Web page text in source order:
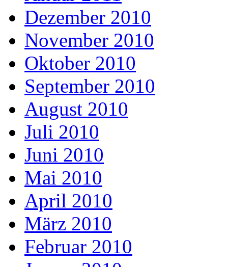
Dezember 2010
November 2010
Oktober 2010
September 2010
August 2010
Juli 2010
Juni 2010
Mai 2010
April 2010
März 2010
Februar 2010